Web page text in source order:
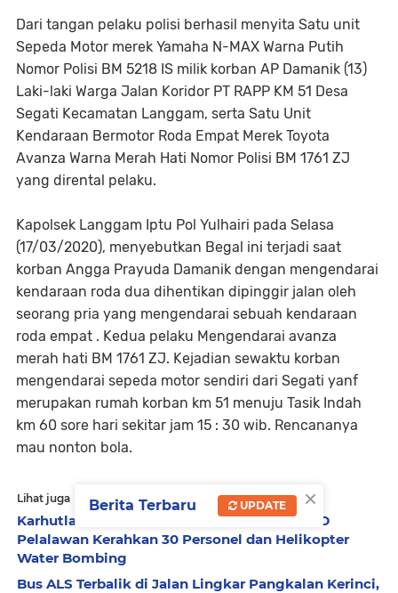
Dari tangan pelaku polisi berhasil menyita Satu unit
Sepeda Motor merek Yamaha N-MAX Warna Putih
Nomor Polisi BM 5218 IS milik korban AP Damanik (13)
Laki-laki Warga Jalan Koridor PT RAPP KM 51 Desa
Segati Kecamatan Langgam, serta Satu Unit
Kendaraan Bermotor Roda Empat Merek Toyota
Avanza Warna Merah Hati Nomor Polisi BM 1761 ZJ
yang dirental pelaku.
Kapolsek Langgam Iptu Pol Yulhairi pada Selasa
(17/03/2020), menyebutkan Begal ini terjadi saat
korban Angga Prayuda Damanik dengan mengendarai
kendaraan roda dua dihentikan dipinggir jalan oleh
seorang pria yang mengendarai sebuah kendaraan
roda empat . Kedua pelaku Mengendarai avanza
merah hati BM 1761 ZJ. Kejadian sewaktu korban
mengendarai sepeda motor sendiri dari Segati yanf
merupakan rumah korban km 51 menuju Tasik Indah
km 60 sore hari sekitar jam 15 : 30 wib. Rencananya
mau nonton bola.
Lihat juga
Karhutla Kerumutan Belum Terkendali, BPBD
Pelalawan Kerahkan 30 Personel dan Helikopter
Water Bombing
Bus ALS Terbalik di Jalan Lingkar Pangkalan Kerinci,
×
Berita Terbaru UPDATE